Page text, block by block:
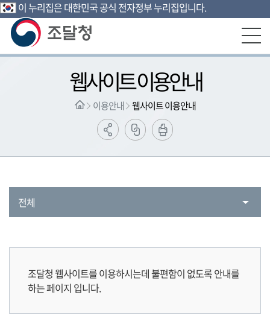
본문영역 바로가기
메인메뉴 바로가기
하단링크 바로가기
이 누리집은 대한민국 공식 전자정부 누리집입니다.
웹사이트 이용안내
이용안내 웹사이트 이용안내
전체
조달청 웹사이트를 이용하시는데 불편함이 없도록 안내를
하는 페이지 입니다.